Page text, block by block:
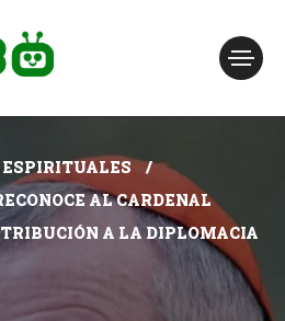
ESPIRITUALES
AL CARDENAL
A LA DIPLOMACIA